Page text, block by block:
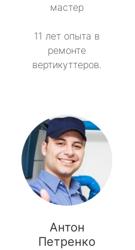
мастер
11 лет опыта в
ремонте
вертикуттеров.
Антон
Петренко